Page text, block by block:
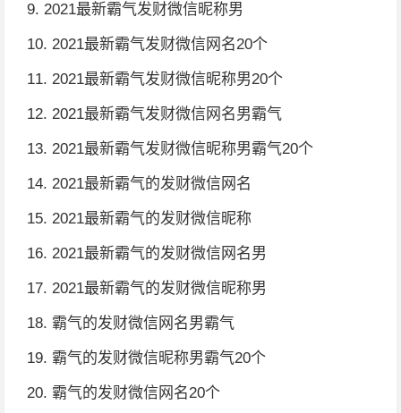
9. 2021最新霸气发财微信昵称男
10. 2021最新霸气发财微信网名20个
11. 2021最新霸气发财微信昵称男20个
12. 2021最新霸气发财微信网名男霸气
13. 2021最新霸气发财微信昵称男霸气20个
14. 2021最新霸气的发财微信网名
15. 2021最新霸气的发财微信昵称
16. 2021最新霸气的发财微信网名男
17. 2021最新霸气的发财微信昵称男
18. 霸气的发财微信网名男霸气
19. 霸气的发财微信昵称男霸气20个
20. 霸气的发财微信网名20个